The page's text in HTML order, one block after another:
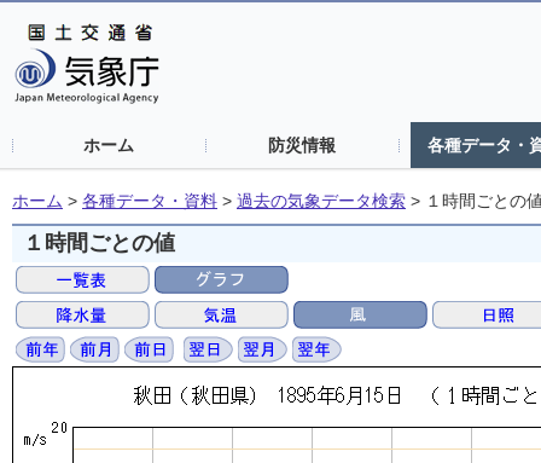
ホーム 防災情報 各種データ・
ホーム > 各種データ・資料 > 過去の気象データ検索 > １時間ごとの
１時間ごとの値